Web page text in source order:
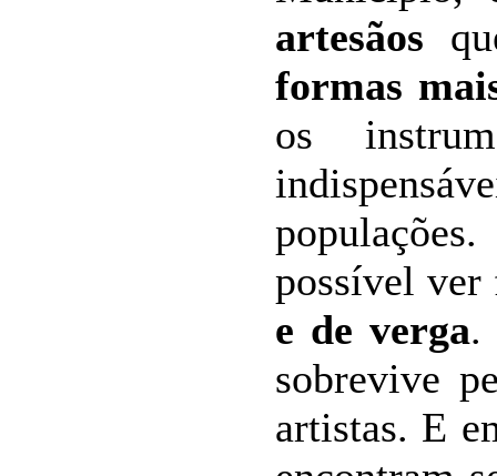
artesãos
formas
os
possível
e de verga.
sobrevive
artistas. E